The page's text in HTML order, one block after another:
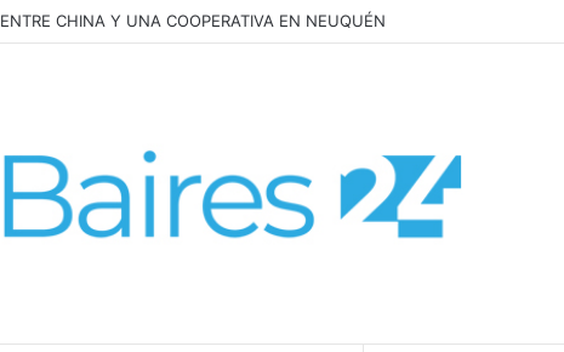
ENTRE CHINA Y UNA COOPERATIVA EN NEUQUÉN